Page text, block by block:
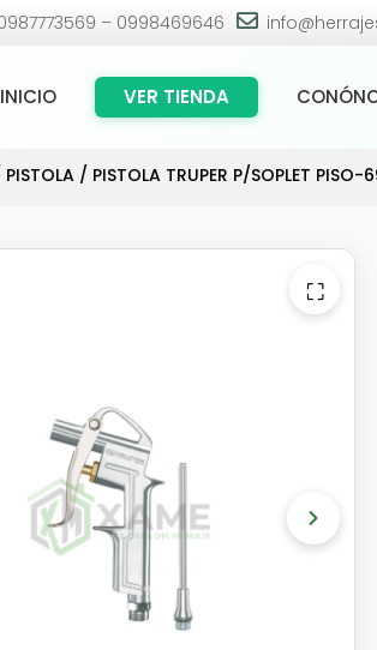
– 0998469646 
INICIO VER TIENDA
PISTOLA / PISTOLA TRUPER P/SOPLET
⛶